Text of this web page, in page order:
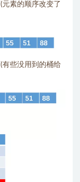
素的顺序改变了
些没用到的桶给